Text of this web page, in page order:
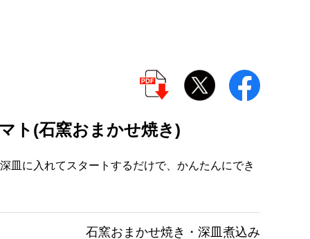
ト(石窯おまかせ焼き)
皿に入れてスタートするだけで、かんたんにでき
石窯おまかせ焼き・深皿煮込み